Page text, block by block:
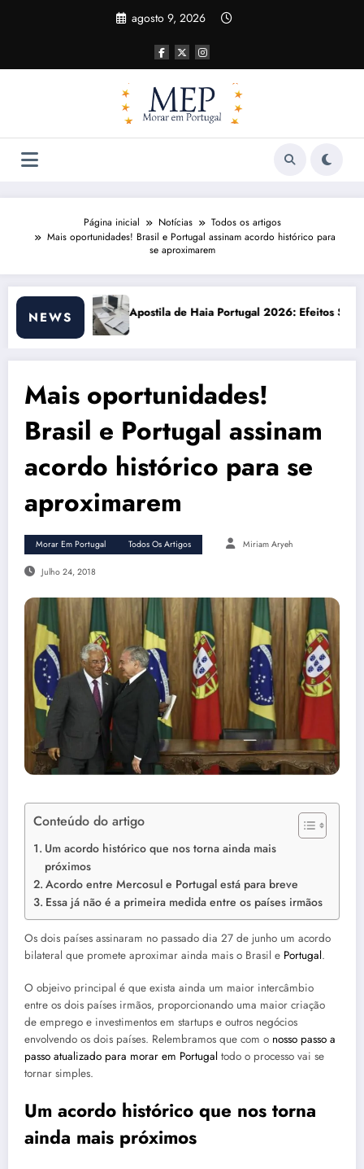
agosto 9, 2026
Página inicial Notícias
Todos os artigos
Mais oportunidades! Brasil e Portugal assinam acordo histórico para
se aproximarem
NEWS
Portugal 2026: Efeitos Surpreendentes e OportunidadesCusto de vida
Mais oportunidades!
Brasil e Portugal assinam
acordo histórico para se
aproximarem
Morar Em Portugal Todos Os Artigos Miriam Aryeh
Julho 24, 2018
Conteúdo do artigo
Um acordo histórico que nos torna ainda mais
próximos
Acordo entre Mercosul e Portugal está para breve
Essa já não é a primeira medida entre os países irmãos
Os dois países assinaram no passado dia 27 de junho um acordo
bilateral que promete aproximar ainda mais o Brasil e Portugal.
O objeivo principal é que exista ainda um maior intercâmbio
entre os dois países irmãos, proporcionando uma maior criação
de emprego e investimentos em startups e outros negócios
envolvendo os dois países. Relembramos que com o nosso passo a
passo atualizado para morar em Portugal todo o processo vai se
tornar simples.
Um acordo histórico que nos torna
ainda mais próximos